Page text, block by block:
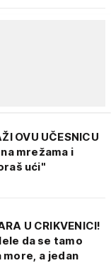
OVU UČESNICU
mrežama i
ući"
U CRIKVENICI!
da se tamo
more, a jedan